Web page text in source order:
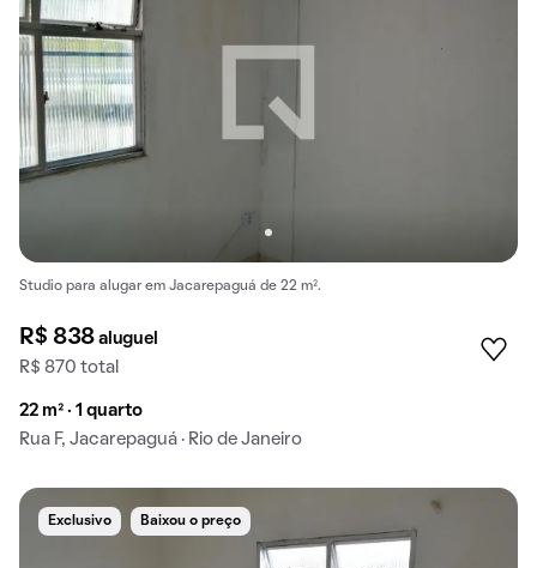
Studio para alugar em Jacarepaguá de 22 m².
R$ 838aluguel
R$ 870 total
22 m² · 1 quarto
Rua F, Jacarepaguá · Rio de Janeiro
Exclusivo Baixou o preço